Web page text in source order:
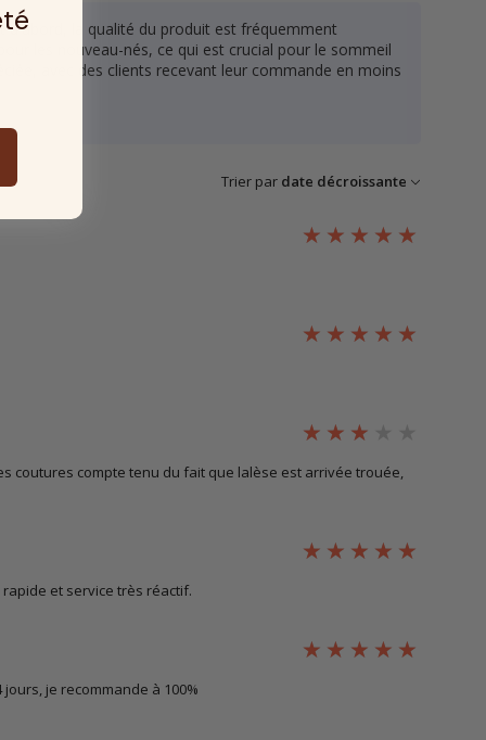
d'abord, la qualité du produit est fréquemment
les nouveau-nés, ce qui est crucial pour le sommeil
avec des clients recevant leur commande en moins
Trier par date décroissante
compte tenu du fait que lalèse est arrivée trouée,
et service très réactif.
je recommande à 100%